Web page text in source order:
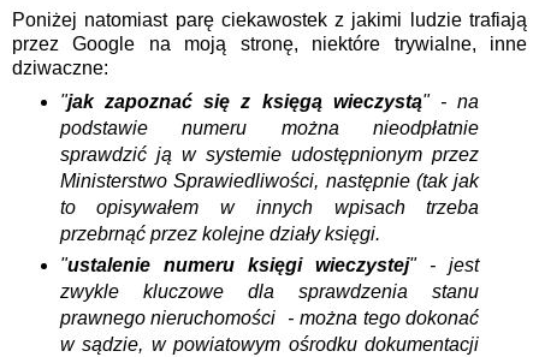
Poniżej natomiast parę ciekawostek z jakimi ludzie trafiają
przez Google na moją stronę, niektóre trywialne, inne
dziwaczne:
"jak zapoznać się z księgą wieczystą" - na
podstawie numeru można nieodpłatnie
sprawdzić ją w systemie udostępnionym przez
Ministerstwo Sprawiedliwości, następnie (tak jak
to opisywałem w innych wpisach trzeba
przebrnąć przez kolejne działy księgi.
"ustalenie numeru księgi wieczystej" - jest
zwykle kluczowe dla sprawdzenia stanu
prawnego nieruchomości - można tego dokonać
w sądzie, w powiatowym ośrodku dokumentacji